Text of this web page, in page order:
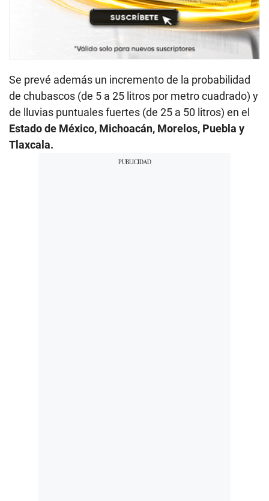
Se prevé además un incremento de la probabilidad
de chubascos (de 5 a 25 litros por metro cuadrado) y
de lluvias puntuales fuertes (de 25 a 50 litros) en el
Estado de México, Michoacán, Morelos, Puebla y
Tlaxcala.